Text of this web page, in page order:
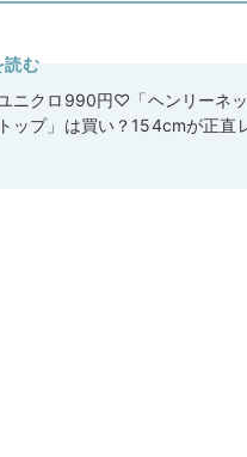
読む
ニクロ990円♡「ヘンリーネ
トップ」は買い？154cmが正直